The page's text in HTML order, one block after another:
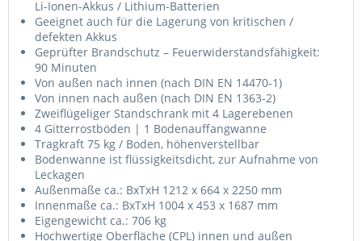
Li-Ionen-Akkus / Lithium-Batterien
Geeignet auch für die Lagerung von kritischen /
defekten Akkus
Geprüfter Brandschutz – Feuerwiderstandsfähigkeit:
90 Minuten
Von außen nach innen (nach DIN EN 14470-1)
Von innen nach außen (nach DIN EN 1363-2)
Zweiflügeliger Standschrank mit 4 Lagerebenen
4 Gitterrostböden | 1 Bodenauffangwanne
Tragkraft 75 kg / Boden, höhenverstellbar
Bodenwanne ist flüssigkeitsdicht, zur Aufnahme von
Leckagen
Außenmaße ca.: BxTxH 1212 x 664 x 2250 mm
Innenmaße ca.: BxTxH 1004 x 453 x 1687 mm
Eigengewicht ca.: 706 kg
Hochwertige Oberfläche (CPL) innen und außen